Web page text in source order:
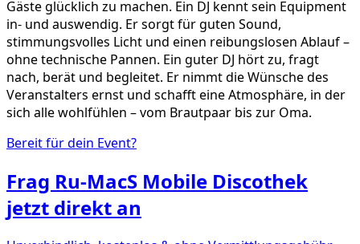
Gäste glücklich zu machen. Ein DJ kennt sein Equipment
in- und auswendig. Er sorgt für guten Sound,
stimmungsvolles Licht und einen reibungslosen Ablauf –
ohne technische Pannen. Ein guter DJ hört zu, fragt
nach, berät und begleitet. Er nimmt die Wünsche des
Veranstalters ernst und schafft eine Atmosphäre, in der
sich alle wohlfühlen – vom Brautpaar bis zur Oma.
Bereit für dein Event?
Frag Ru-MacS Mobile Discothek
jetzt direkt an